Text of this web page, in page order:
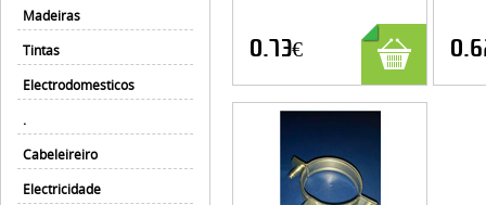
Madeiras
Tintas
Electrodomesticos
.
Cabeleireiro
Electricidade
0.73€